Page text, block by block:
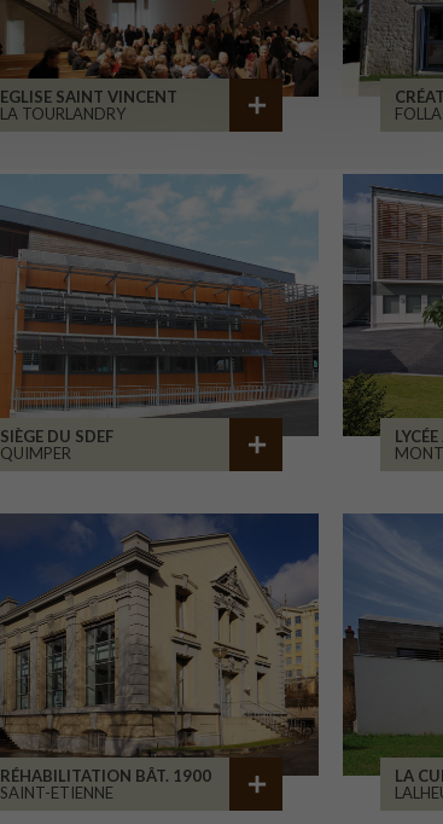
EGLISE SAINT VINCENT
LA TOURLANDRY
SIÈGE DU SDEF
QUIMPER
RÉHABILITATION BÂT. 1900
SAINT-ETIENNE
LA